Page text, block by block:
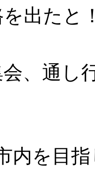
出たと
、通し
内を目